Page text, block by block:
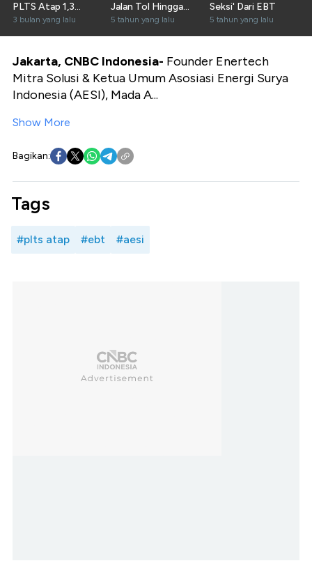
PLTS Atap 1,3
Gigawatt, Apa
Efeknya?
3 bulan yang lalu
Jalan Tol Hingga
EBT
5 tahun yang lalu
Seksi' Dari EBT
5 tahun yang lalu
Jakarta, CNBC Indonesia- Founder Enertech
Mitra Solusi & Ketua Umum Asosiasi Energi Surya
Indonesia (AESI), Mada A...
Show More
Bagikan:
Tags
#plts atap #ebt #aesi